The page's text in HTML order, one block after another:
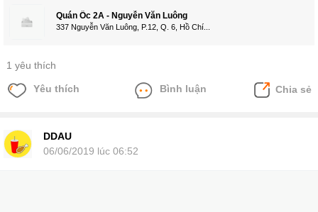
Quán Ốc 2A - Nguyễn Văn Luông
337 Nguyễn Văn Luông, P.12, Q. 6, Hồ Chí...
1 yêu thích
Yêu thích Bình luận Chia sẻ
DDAU
06/06/2019 lúc 06:52